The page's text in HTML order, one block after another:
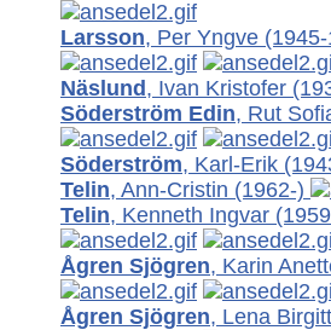
Larsson, Per Yngve
Näslund, Ivan Kristofer
Söderström Edin, Rut
Söderström, Karl-Erik
Telin, Ann-Cristin (1962-)
Telin, Kenneth Ingvar
Ågren Sjögren, Karin
Ågren Sjögren, Lena